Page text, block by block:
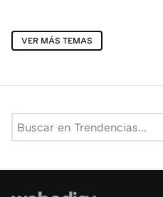
VER MÁS TEMAS